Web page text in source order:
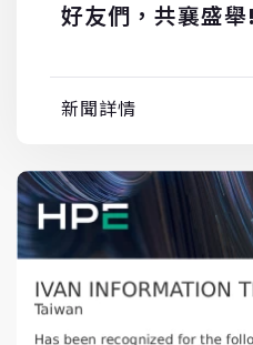
好友們，共襄盛
新聞詳情